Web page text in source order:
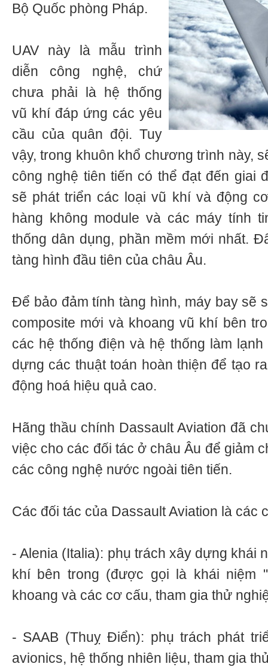
Bộ Quốc phòng Pháp.
UAV này là mẫu trình
diễn công nghệ, chứ
chưa phải là hệ thống
vũ khí đáp ứng các yêu
cầu của quân đội. Tuy
vậy, trong khuôn khổ chương trình này,
công nghệ tiên tiến có thể đạt đến giai
sẽ phát triển các loại vũ khí và động
hàng không module và các máy tính
thống dân dụng, phần mềm mới nhất.
tàng hình đầu tiên của châu Âu.
Để bảo đảm tính tàng hình, máy bay sẽ
composite mới và khoang vũ khí bên
các hệ thống điện và hệ thống làm
dựng các thuật toán hoàn thiện để tạo
động hoá hiệu quả cao.
Hãng thầu chính Dassault Aviation đã
việc cho các đối tác ở châu Âu để giảm
các công nghệ nước ngoài tiên tiến.
Các đối tác của Dassault Aviation là các
- Alenia (Italia): phụ trách xây dựng khái
khí bên trong (được gọi là khái niệm
khoang và các cơ cấu, tham gia thử
- SAAB (Thuỵ Điển): phụ trách phát
avionics, hệ thống nhiên liệu, tham gia